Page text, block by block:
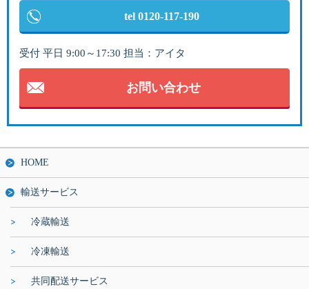
tel 0120-117-190
受付 平日 9:00～17:30 担当：アイタ
お問い合わせ
HOME
輸送サービス
冷蔵輸送
冷凍輸送
共同配送サービス